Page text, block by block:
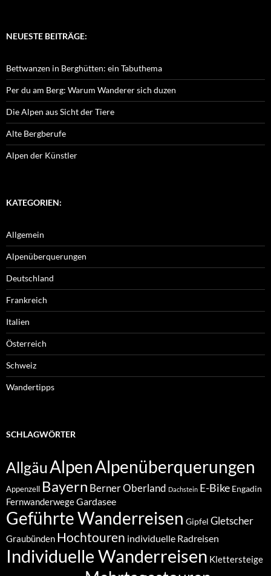
NEUESTE BEITRÄGE:
Bettwanzen in Berghütten: ein Tabuthema
Per du am Berg: Warum Wanderer sich duzen
Die Alpen aus Sicht der Tiere
Alte Bergberufe
Alpen der Künstler
KATEGORIEN:
Allgemein
Alpenüberquerungen
Deutschland
Frankreich
Italien
Österreich
Schweiz
Wandertipps
SCHLAGWÖRTER
AllgäuAlpenAlpenüberquerungen
Appenzell Bayern Berner Oberland Dachstein E-Bike Engadin
FernwanderwegeGardasee
Geführte Wanderreisen Gipfel Gletscher
Graubünden Hochtouren individuelle Radreisen
Individuelle Wanderreisen Klettersteige